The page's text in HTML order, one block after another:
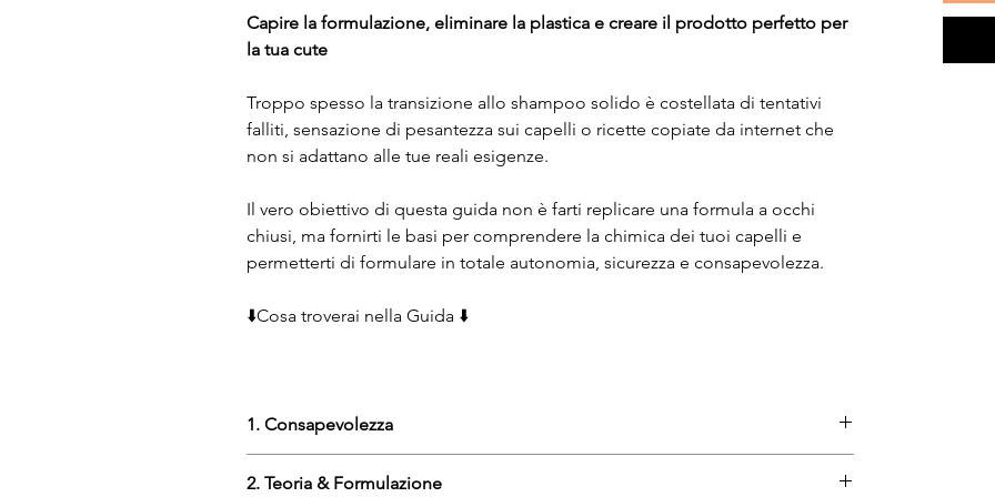
Capire la formulazione, eliminare la plastica e creare il prodotto perfetto per
la tua cute
Troppo spesso la transizione allo shampoo solido è costellata di tentativi
falliti, sensazione di pesantezza sui capelli o ricette copiate da internet che
non si adattano alle tue reali esigenze.
Il vero obiettivo di questa guida non è farti replicare una formula a occhi
chiusi, ma fornirti le basi per comprendere la chimica dei tuoi capelli e
permetterti di formulare in totale autonomia, sicurezza e consapevolezza.
⬇️Cosa troverai nella Guida ⬇️
1. Consapevolezza
2. Teoria & Formulazione